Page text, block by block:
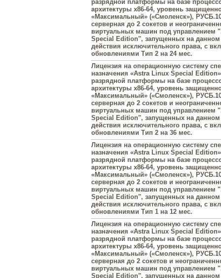
разрядной платформы на базе
архитектуры х86-64, уровень
«Максимальный» («Смоленск»),
серверная до 2 сокетов и
виртуальных машин под управлением
Special Edition", запущенных на данном
действия исключительного права, с
обновлениями Тип 2 на 24 мес.
Лицензия на операционную систему
назначения «Astra Linux Special
разрядной платформы на базе
архитектуры х86-64, уровень
«Максимальный» («Смоленск»),
серверная до 2 сокетов и
виртуальных машин под управлением
Special Edition", запущенных на данном
действия исключительного права, с
обновлениями Тип 2 на 36 мес.
Лицензия на операционную систему
назначения «Astra Linux Special
разрядной платформы на базе
архитектуры х86-64, уровень
«Максимальный» («Смоленск»),
серверная до 2 сокетов и
виртуальных машин под управлением
Special Edition", запущенных на данном
действия исключительного права, с
обновлениями Тип 1 на 12 мес.
Лицензия на операционную систему
назначения «Astra Linux Special
разрядной платформы на базе
архитектуры х86-64, уровень
«Максимальный» («Смоленск»),
серверная до 2 сокетов и
виртуальных машин под управлением
Special Edition", запущенных на данном